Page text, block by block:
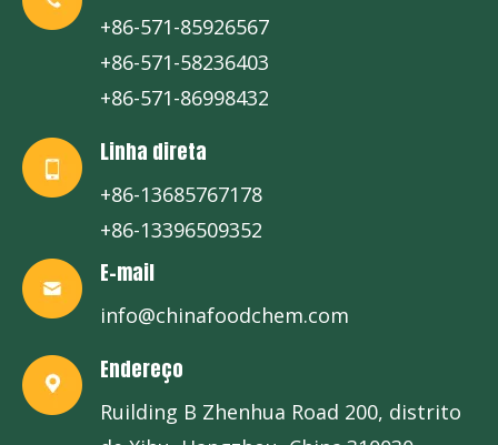
+86-571-85926567
+86-571-58236403
+86-571-86998432
Linha direta
+86-13685767178
+86-13396509352
E-mail
info@chinafoodchem.com
Endereço
Ruilding B Zhenhua Road 200, distrito